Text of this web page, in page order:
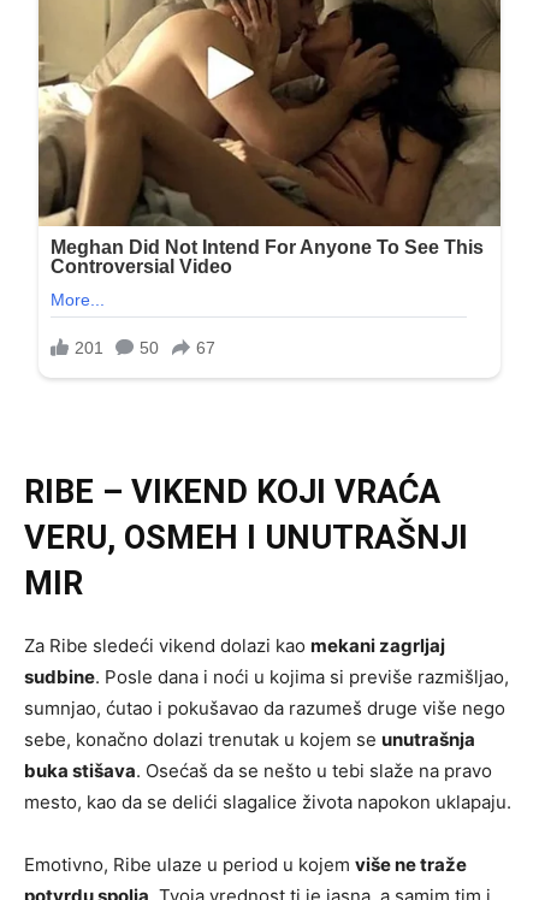
RIBE – VIKEND KOJI VRAĆA
VERU, OSMEH I UNUTRAŠNJI
MIR
Za Ribe sledeći vikend dolazi kao mekani zagrljaj
sudbine. Posle dana i noći u kojima si previše razmišljao,
sumnjao, ćutao i pokušavao da razumeš druge više nego
sebe, konačno dolazi trenutak u kojem se unutrašnja
buka stišava. Osećaš da se nešto u tebi slaže na pravo
mesto, kao da se delići slagalice života napokon uklapaju.
Emotivno, Ribe ulaze u period u kojem više ne traže